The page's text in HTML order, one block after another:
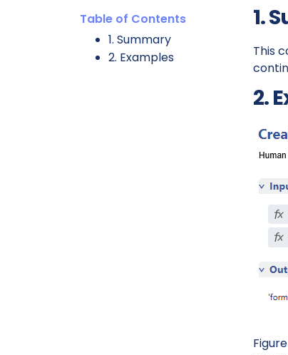
Table of Contents
1. Summary
2. Examples
1.
This
2.